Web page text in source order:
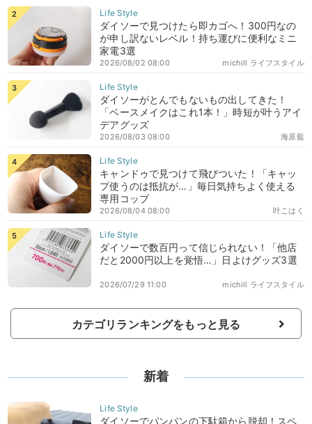
ダイソーで見つけたら即カゴへ！300円なの
が申し訳ないレベル！持ち運びに便利なミニ
家電3選
michill ライフスタイル
2026/08/02 08:00
ダイソーがとんでもないもの出してきた！
「ベースメイクはこれ1本！」時短が叶うアイ
デアグッズ
海原藍
2026/08/03 08:00
キャンドゥで見つけて飛びついた！「キャッ
プ使うのは抵抗が…」毎日気持ちよく使える
専用コップ
叶こはく
2026/08/04 08:00
ダイソーで数百円って信じられない！「他店
だと2000円以上を覚悟…」日よけグッズ3選
michill ライフスタイル
2026/07/29 11:00
カテゴリランキングをもっと見る
新着
ダイソーでパンパンの下駄箱から脱却！スペ